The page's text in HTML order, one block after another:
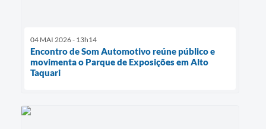
04 MAI 2026 - 13h14
Encontro de Som Automotivo reúne público e
movimenta o Parque de Exposições em Alto
Taquari